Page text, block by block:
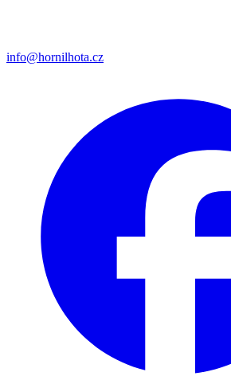
info@hornilhota.cz